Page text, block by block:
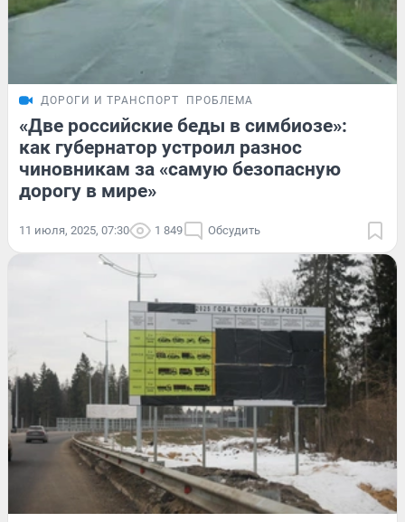
ДОРОГИ И ТРАНСПОРТ ПРОБЛЕМА
«Две российские беды в симбиозе»:
как губернатор устроил разнос
чиновникам за «самую безопасную
дорогу в мире»
11 июля, 2025, 07:30 1 849 Обсудить